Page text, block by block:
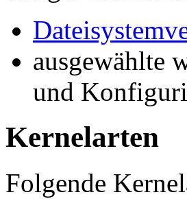
ausgewählte
und
Kernelarten
Folgende